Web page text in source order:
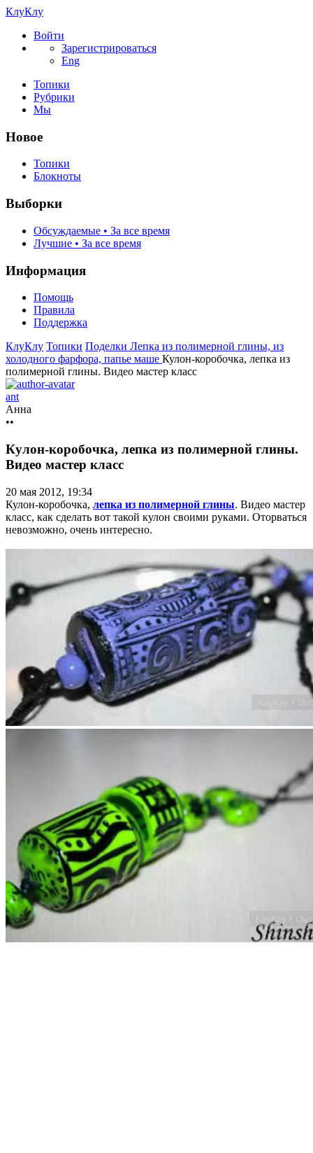
КлуКлу
Войти
Зарегистрироваться
Eng
Топики
Рубрики
Мы
Новое
Топики
Блокноты
Выборки
Обсуждаемые • За все время
Лучшие • За все время
Информация
Помощь
Правила
Поддержка
КлуКлу Топики Поделки Лепка из полимерной глины, из
холодного фарфора, папье маше Кулон-коробочка, лепка из
полимерной глины. Видео мастер класс
ant
Анна
••
Кулон-коробочка, лепка из полимерной глины.
Видео мастер класс
20 мая 2012, 19:34
Кулон-коробочка, лепка из полимерной глины. Видео мастер
класс, как сделать вот такой кулон своими руками. Оторваться
невозможно, очень интересно.